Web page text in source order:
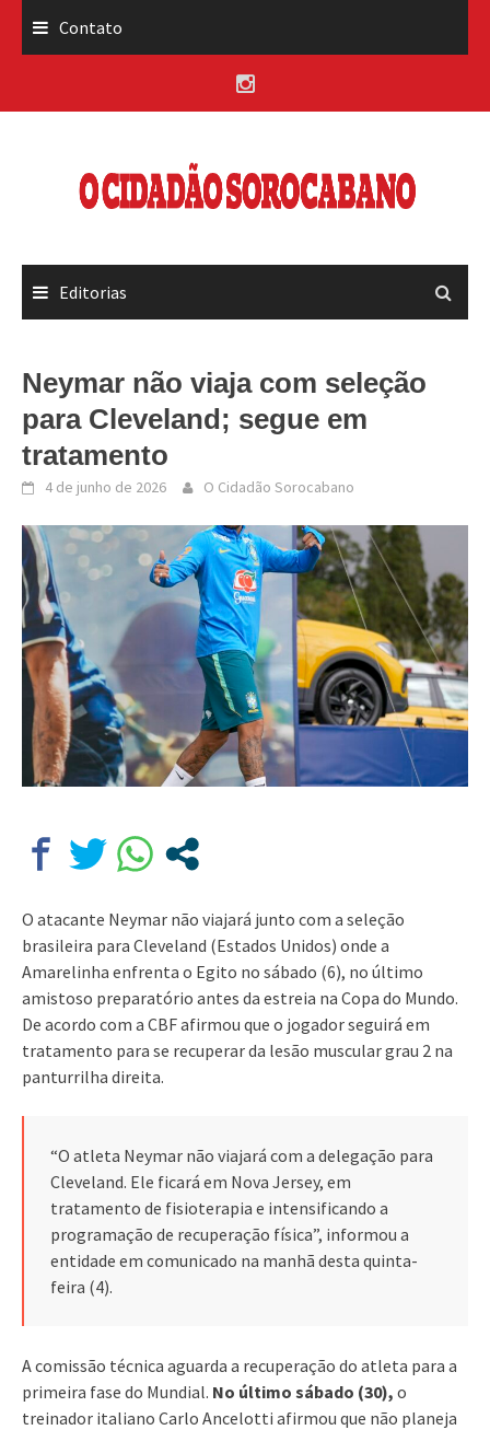
Contato
Editorias
Neymar não viaja com seleção
para Cleveland; segue em
tratamento
4 de junho de 2026 O Cidadão Sorocabano
O atacante Neymar não viajará junto com a seleção
brasileira para Cleveland (Estados Unidos) onde a
Amarelinha enfrenta o Egito no sábado (6), no último
amistoso preparatório antes da estreia na Copa do Mundo.
De acordo com a CBF afirmou que o jogador seguirá em
tratamento para se recuperar da lesão muscular grau 2 na
panturrilha direita.
“O atleta Neymar não viajará com a delegação para
Cleveland. Ele ficará em Nova Jersey, em
tratamento de fisioterapia e intensificando a
programação de recuperação física”, informou a
entidade em comunicado na manhã desta quinta-
feira (4).
A comissão técnica aguarda a recuperação do atleta para a
primeira fase do Mundial. No último sábado (30), o
treinador italiano Carlo Ancelotti afirmou que não planeja